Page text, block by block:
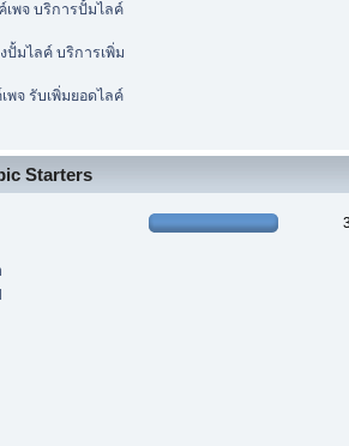
เพจ บริการปั้มไลค์
ปั้มไลค์ บริการเพิ่ม
พจ รับเพิ่มยอดไลค์
Starters